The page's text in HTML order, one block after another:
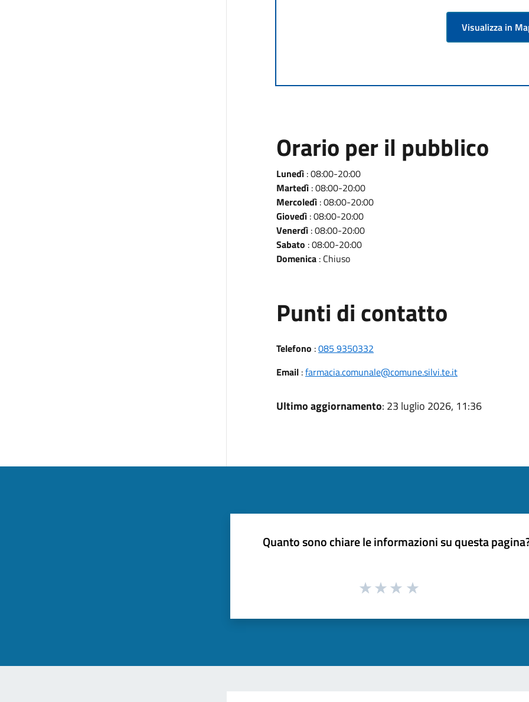
Visualizza in
Orario per il pubblico
Lunedì: 08:00-20:00
Martedì: 08:00-20:00
Mercoledì: 08:00-20:00
Giovedì: 08:00-20:00
Venerdì: 08:00-20:00
Sabato : 08:00-20:00
Domenica: Chiuso
Punti di contatto
Telefono :085 9350332
Email:farmacia.comunale@comune.silvi.te.it
Ultimo aggiornamento: 23 luglio 2026, 11:36
Quanto sono chiare le informazioni su questa